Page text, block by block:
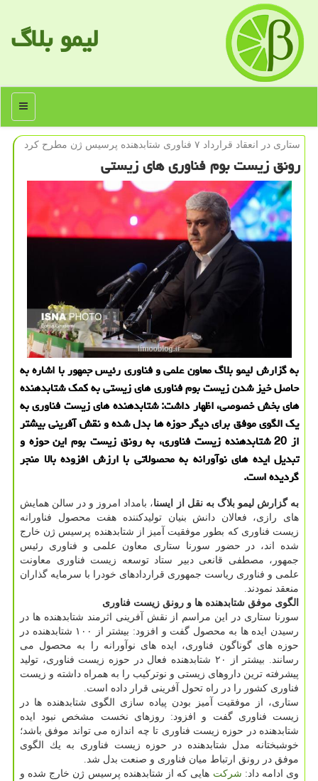
لیمو بلاگ
منو
ستاری در انعقاد قرارداد ۷ فناوری شتابدهنده پرسیس ژن مطرح كرد
رونق زیست بوم فناوری های زیستی
به گزارش لیمو بلاگ معاون علمی و فناوری رئیس جمهور با اشاره به
حاصل خیز شدن زیست بوم فناوری های زیستی به كمك شتابدهنده
های بخش خصوصی، اظهار داشت: شتابدهنده های زیست فناوری به
یك الگوی موفق برای دیگر حوزه ها بدل شده و نقش آفرینی بیشتر
از 20 شتابدهنده زیست فناوری، به رونق زیست بوم این حوزه و
تبدیل ایده های نوآورانه به محصولاتی با ارزش افزوده بالا منجر
گردیده است.
به گزارش لیمو بلاگ به نقل از ایسنا، بامداد امروز و در سالن همایش
های رازی، فعالان دانش بنیان تولیدكننده هفت محصول فناورانه
زیست فناوری كه بطور موفقیت آمیز از شتابدهنده پرسیس ژن خارج
شده اند، در حضور سورنا ستاری معاون علمی و فناوری رئیس
جمهور، مصطفی قانعی دبیر ستاد توسعه زیست فناوری معاونت
علمی و فناوری ریاست جمهوری قراردادهای خودرا با سرمایه گذاران
منعقد نمودند.
الگوی موفق شتابدهنده ها و رونق زیست فناوری
سورنا ستاری در این مراسم از نقش آفرینی اثرمند شتابدهنده ها در
رسیدن ایده ها به محصول گفت و افزود: بیشتر از ۱۰۰ شتابدهنده در
حوزه های گوناگون فناوری، ایده های نوآورانه را به محصول می
رسانند. بیشتر از ۲۰ شتابدهنده فعال در حوزه زیست فناوری، تولید
پیشرفته ترین داروهای زیستی و نوتركیب را به همراه داشته و زیست
فناوری كشور را در راه تحول آفرینی قرار داده است.
ستاری، از موفقیت آمیز بودن پیاده سازی الگوی شتابدهنده ها در
زیست فناوری گفت و افزود: روزهای نخست مشخص نبود ایده
شتابدهنده در حوزه زیست فناوری تا چه اندازه می تواند موفق باشد؛
خوشبختانه مدل شتابدهنده در حوزه زیست فناوری به یك الگوی
موفق در رونق ارتباط میان فناوری و صنعت بدل شد.
وی ادامه داد: شركت هایی كه از شتابدهنده پرسیس ژن خارج شده و